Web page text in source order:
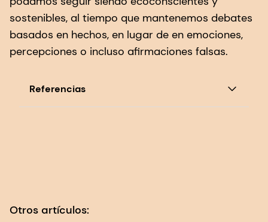
sostenibles, al tiempo que mantenemos debates
basados en hechos, en lugar de en emociones,
percepciones o incluso afirmaciones falsas.
Referencias
https://doi.org/10.1016/j.scitotenv.2021.151931
Otros artículos: